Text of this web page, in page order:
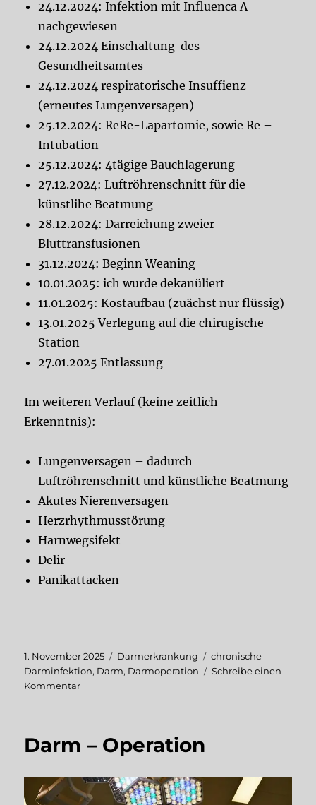
24.12.2024: Infektion mit Influenca A
nachgewiesen
24.12.2024 Einschaltung des
Gesundheitsamtes
24.12.2024 respiratorische Insuffienz
(erneutes Lungenversagen)
25.12.2024: ReRe-Lapartomie, sowie Re –
Intubation
25.12.2024: 4tägige Bauchlagerung
27.12.2024: Luftröhrenschnitt für die
künstlihe Beatmung
28.12.2024: Darreichung zweier
Bluttransfusionen
31.12.2024: Beginn Weaning
10.01.2025: ich wurde dekanüliert
11.01.2025: Kostaufbau (zuächst nur flüssig)
13.01.2025 Verlegung auf die chirugische
Station
27.01.2025 Entlassung
Im weiteren Verlauf (keine zeitlich
Erkenntnis):
Lungenversagen – dadurch
Luftröhrenschnitt und künstliche Beatmung
Akutes Nierenversagen
Herzrhythmusstörung
Harnwegsifekt
Delir
Panikattacken
Veröffentlicht
am
1. November 2025 Kategorien
Darmerkrankung Schlagwörter
chronische
Darminfektion, Darm, Darmoperation
Schreibe einen
Kommentarzu
–
Arztbericht
Darm – Operation